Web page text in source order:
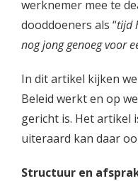
werknemer mee te
dooddoeners als “tijd
nog jong genoeg voor
In dit artikel kijken
Beleid werkt en op
gericht is. Het artikel
uiteraard kan daar
Structuur en